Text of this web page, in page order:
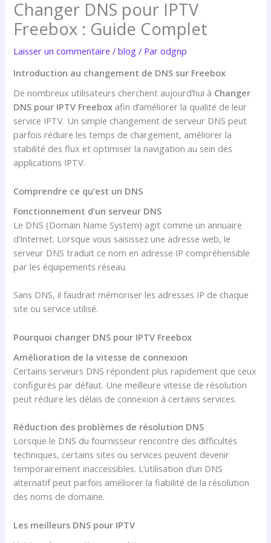
Changer DNS pour IPTV
Freebox : Guide Complet
Laisser un commentaire /blog / Parodgnp
Introduction au changement de DNS sur Freebox
De nombreux utilisateurs cherchent aujourd’hui à Changer
DNS pour IPTV Freebox afin d’améliorer la qualité de leur
service IPTV. Un simple changement de serveur DNS peut
parfois réduire les temps de chargement, améliorer la
stabilité des flux et optimiser la navigation au sein des
applications IPTV.
Comprendre ce qu’est un DNS
Fonctionnement d’un serveur DNS
Le DNS (Domain Name System) agit comme un annuaire
d’Internet. Lorsque vous saisissez une adresse web, le
serveur DNS traduit ce nom en adresse IP compréhensible
par les équipements réseau.
Sans DNS, il faudrait mémoriser les adresses IP de chaque
site ou service utilisé.
Pourquoi changer DNS pour IPTV Freebox
Amélioration de la vitesse de connexion
Certains serveurs DNS répondent plus rapidement que ceux
configurés par défaut. Une meilleure vitesse de résolution
peut réduire les délais de connexion à certains services.
Réduction des problèmes de résolution DNS
Lorsque le DNS du fournisseur rencontre des difficultés
techniques, certains sites ou services peuvent devenir
temporairement inaccessibles. L’utilisation d’un DNS
alternatif peut parfois améliorer la fiabilité de la résolution
des noms de domaine.
Les meilleurs DNS pour IPTV